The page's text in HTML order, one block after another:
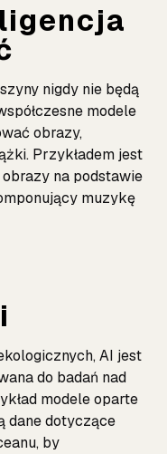
nigdy nie będą
modele
obrazy,
Przykładem jest
na podstawie
muzykę
AI jest
do badań nad
modele oparte
dane dotyczące
by